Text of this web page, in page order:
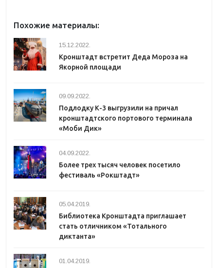
Похожие материалы:
15.12.2022.
Кронштадт встретит Деда Мороза на
Якорной площади
09.09.2022.
Подлодку К-3 выгрузили на причал
кронштадтского портового терминала
«Моби Дик»
04.09.2022.
Более трех тысяч человек посетило
фестиваль «Рокштадт»
05.04.2019.
Библиотека Кронштадта приглашает
стать отличником «Тотального
диктанта»
01.04.2019.